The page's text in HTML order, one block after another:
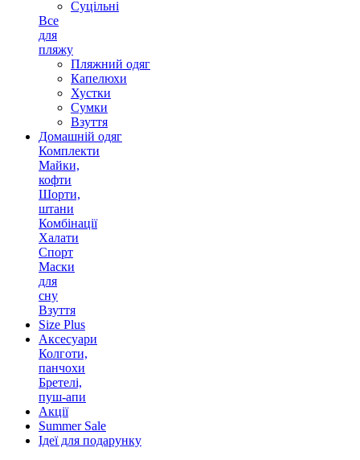
Суцільні
Все
для
пляжу
Пляжний одяг
Капелюхи
Хустки
Сумки
Взуття
Домашній одяг
Комплекти
Майки,
кофти
Шорти,
штани
Комбінації
Халати
Спорт
Маски
для
сну
Взуття
Size Plus
Аксесуари
Колготи,
панчохи
Бретелі,
пуш-апи
Акції
Summer Sale
Ідеї для подарунку